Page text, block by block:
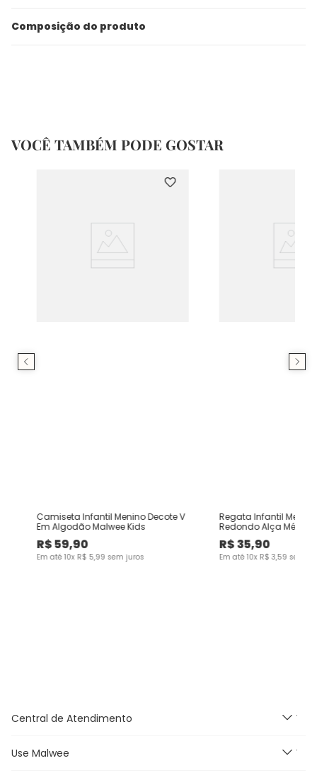
Composição do produto
VOCÊ TAMBÉM PODE GOSTAR
Camiseta Infantil Menino Decote V
Em Algodão Malwee Kids
R$59,90
Em até10xR$ 5,99 sem juros
Regata Infantil
Redondo Alça Média
Malwee Kids
R$35,90
Em até10x R$ 3,59 sem
Central de Atendimento
Segunda à Sexta feira das
Use Malwee